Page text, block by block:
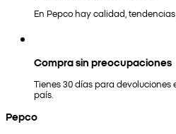
En Pepco hay calidad,
Compra sin preocupaciones
Tienes 30 días para
país.
Pepco